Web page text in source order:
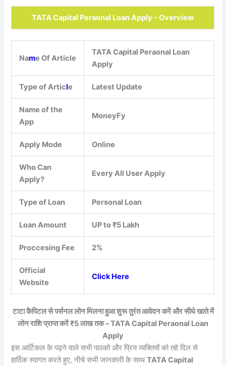
TATA Capital Peraonal Loan Apply – Overview
Name Of Article
TATA Capital Peraonal Loan
Apply
Type of Article Latest Update
Name of the
App
MoneyFy
Apply Mode Online
Who Can
Apply?
Every All User Apply
Type of Loan Personal Loan
Loan Amount UP to ₹5 Lakh
Proccesing Fee 2%
Official
Website
Click Here
टाटा कैपिटल से पर्सनल लोन मिलना हुआ शुरू तुरंत आवेदन करें और सीधे खाते में
लोन राशि प्राप्त करें ₹5 लाख तक – TATA Capital Peraonal Loan
Apply
इस आर्टिकल के पढ़ने वाले सभी पाठको और प्रिय व्यक्तियों को तहे दिल से
हार्दिक स्वागत करते हुए, नीचे सभी जानकारी के साथTATA Capital